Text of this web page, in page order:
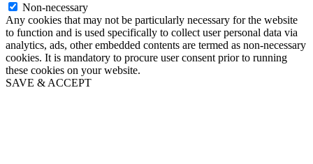
Non-necessary
Any cookies that may not be particularly necessary for the website
to function and is used specifically to collect user personal data via
analytics, ads, other embedded contents are termed as non-necessary
cookies. It is mandatory to procure user consent prior to running
these cookies on your website.
SAVE & ACCEPT